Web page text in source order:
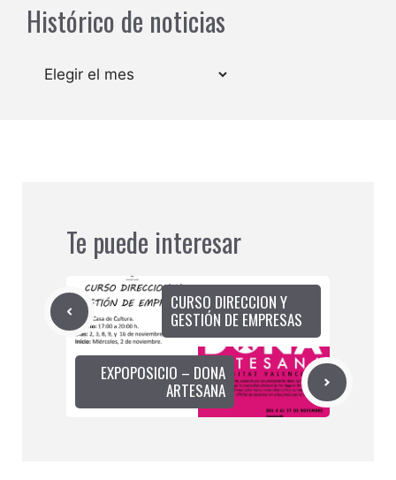
Histórico de noticias
Archivos
Te puede interesar
CURSO DIRECCION Y
GESTIÓN DE EMPRESAS
EXPOPOSICIO – DONA
ARTESANA